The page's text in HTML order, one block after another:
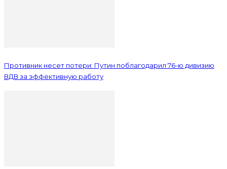
Противник несет потери: Путин поблагодарил 76-ю дивизию
ВДВ за эффективную работу